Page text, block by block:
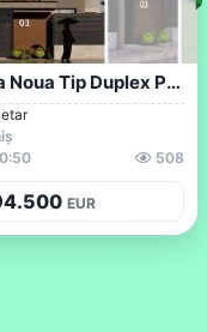
Casa Noua Tip Duplex P+E Cartierul Grigo...
508
EUR